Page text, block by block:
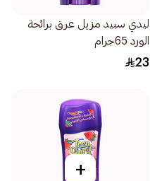
ليدي سبيد مزيل عرق برائحة
الورد 65جرام
23
+